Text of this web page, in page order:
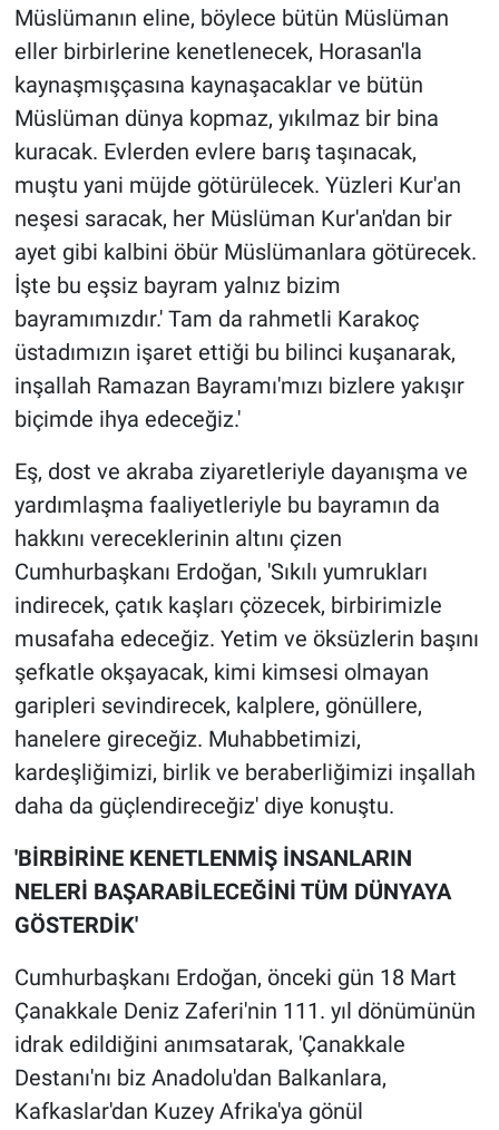
Müslümanın eline, böylece bütün Müslüman
eller birbirlerine kenetlenecek, Horasan'la
kaynaşmışçasına kaynaşacaklar ve bütün
Müslüman dünya kopmaz, yıkılmaz bir bina
kuracak. Evlerden evlere barış taşınacak,
muştu yani müjde götürülecek. Yüzleri Kur'an
neşesi saracak, her Müslüman Kur'an'dan bir
ayet gibi kalbini öbür Müslümanlara götürecek.
İşte bu eşsiz bayram yalnız bizim
bayramımızdır.' Tam da rahmetli Karakoç
üstadımızın işaret ettiği bu bilinci kuşanarak,
inşallah Ramazan Bayramı'mızı bizlere yakışır
biçimde ihya edeceğiz.'
Eş, dost ve akraba ziyaretleriyle dayanışma ve
yardımlaşma faaliyetleriyle bu bayramın da
hakkını vereceklerinin altını çizen
Cumhurbaşkanı Erdoğan, 'Sıkılı yumrukları
indirecek, çatık kaşları çözecek, birbirimizle
musafaha edeceğiz. Yetim ve öksüzlerin başını
şefkatle okşayacak, kimi kimsesi olmayan
garipleri sevindirecek, kalplere, gönüllere,
hanelere gireceğiz. Muhabbetimizi,
kardeşliğimizi, birlik ve beraberliğimizi inşallah
daha da güçlendireceğiz' diye konuştu.
'BİRBİRİNE KENETLENMİŞ İNSANLARIN
NELERİ BAŞARABİLECEĞİNİ TÜM DÜNYAYA
GÖSTERDİK'
Cumhurbaşkanı Erdoğan, önceki gün 18 Mart
Çanakkale Deniz Zaferi'nin 111. yıl dönümünün
idrak edildiğini anımsatarak, 'Çanakkale
Destanı'nı biz Anadolu'dan Balkanlara,
Kafkaslar'dan Kuzey Afrika'ya gönül